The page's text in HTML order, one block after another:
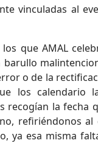
vinculadas al
que AMAL
o de la
los calendario
recogían la
refiriéndonos al
ya esa misma